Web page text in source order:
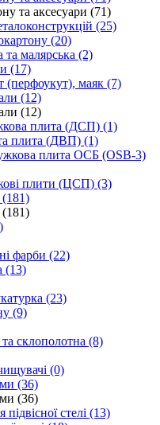
та аксесуари (71)
(25)
(20)
та малярська (2)
(17)
(перфоукут), маяк (7)
(12)
(12)
плита (ДСП) (1)
плита (ДВП) (1)
плита ОСБ (OSB-3)
плити (ЦСП) (3)
(181)
(181)
фарби (22)
(13)
(23)
(9)
склополотна (8)
(0)
(36)
(36)
стелі (13)